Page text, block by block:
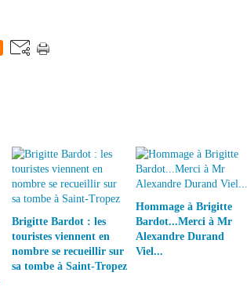
Brigitte Bardot : les
touristes viennent en
nombre se recueillir sur
sa tombe à Saint-Tropez
Hommage à Brigitte
Bardot...Merci à Mr
Alexandre Durand
Viel...